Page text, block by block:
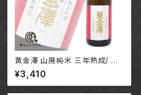
黄金澤 山廃純米 三年熟成/ 宮
城 合名会社川敬商店
¥3,410